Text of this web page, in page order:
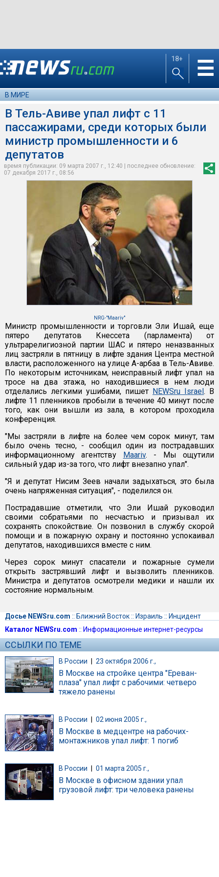
18+ ☰
В МИРЕ
В Тель-Авиве упал лифт с 11
пассажирами, среди которых были
министр промышленности и 6
депутатов
время публикации: 09 марта 2007 г., 12:40 | последнее обновление:
07 декабря 2017 г., 08:56
NRG-"Maariv"
Министр промышленности и торговли Эли Ишай, еще
пятеро депутатов Кнессета (парламента) от
ультрарелигиозной партии ШАС и пятеро неназванных
лиц застряли в пятницу в лифте здания Центра местной
власти, расположенного на улице А-арбаа в Тель-Авиве.
По некоторым источникам, неисправный лифт упал на
тросе на два этажа, но находившиеся в нем люди
отделались легкими ушибами, пишет NEWSru Israel. В
лифте 11 пленников пробыли в течение 40 минут после
того, как они вышли из зала, в котором проходила
конференция.
"Мы застряли в лифте на более чем сорок минут, там
было очень тесно, - сообщил один из пострадавших
информационному агентству Maariv. - Мы ощутили
сильный удар из-за того, что лифт внезапно упал".
"Я и депутат Нисим Зеев начали задыхаться, это была
очень напряженная ситуация", - поделился он.
Пострадавшие отметили, что Эли Ишай руководил
своими собратьями по несчастью и призывал их
сохранять спокойствие. Он позвонил в службу скорой
помощи и в пожарную охрану и постоянно успокаивал
депутатов, находившихся вместе с ним.
Через сорок минут спасатели и пожарные сумели
открыть застрявший лифт и вызволить пленников.
Министра и депутатов осмотрели медики и нашли их
состояние нормальным.
Досье NEWSru.com :: Ближний Восток:: Израиль :: Инцидент
Каталог NEWSru.com :: Информационные интернет-ресурсы
ССЫЛКИ ПО ТЕМЕ
В России | 23 октября 2006 г.,
В Москве на стройке центра "Ереван-
плаза" упал лифт с рабочими: четверо
тяжело ранены
В России 02 июня 2005 г.,
В Москве в медцентре на рабочих-
монтажников упал лифт: 1 погиб
В России 01 марта 2005 г.,
В Москве в офисном здании упал
грузовой лифт: три человека ранены